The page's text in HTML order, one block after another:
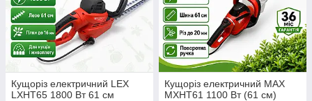
Кущоріз електричний LEX
LXHT65 1800 Вт 61 см
Кущоріз електричний MAX
MXHT61 1100 Вт (61 см)